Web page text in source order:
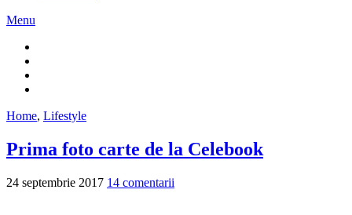
Menu
Home, Lifestyle
Prima foto carte de la Celebook
24 septembrie 2017 14 comentarii